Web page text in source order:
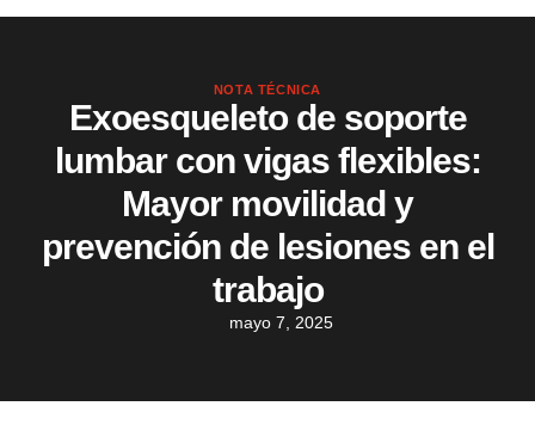
NOTA TÉCNICA
Exoesqueleto de soporte
lumbar con vigas flexibles:
Mayor movilidad y
prevención de lesiones en el
trabajo
mayo 7, 2025